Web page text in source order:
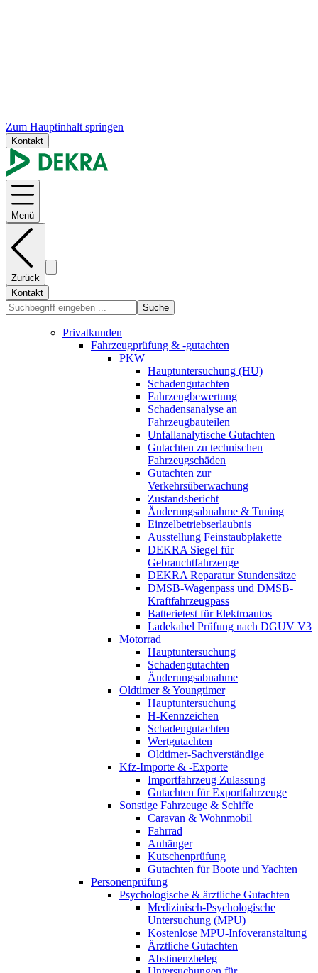
Zum Hauptinhalt springen
Kontakt
Menü
Zurück
Kontakt
Suche
Privatkunden
Fahrzeugprüfung & -gutachten
PKW
Hauptuntersuchung (HU)
Schadengutachten
Fahrzeugbewertung
Schadensanalyse an
Fahrzeugbauteilen
Unfallanalytische Gutachten
Gutachten zu technischen
Fahrzeugschäden
Gutachten zur
Verkehrsüberwachung
Zustandsbericht
Änderungsabnahme & Tuning
Einzelbetriebserlaubnis
Ausstellung Feinstaubplakette
DEKRA Siegel für
Gebrauchtfahrzeuge
DEKRA Reparatur Stundensätze
DMSB-Wagenpass und DMSB-
Kraftfahrzeugpass
Batterietest für Elektroautos
Ladekabel Prüfung nach DGUV V3
Motorrad
Hauptuntersuchung
Schadengutachten
Änderungsabnahme
Oldtimer & Youngtimer
Hauptuntersuchung
H-Kennzeichen
Schadengutachten
Wertgutachten
Oldtimer-Sachverständige
Kfz-Importe & -Exporte
Importfahrzeug Zulassung
Gutachten für Exportfahrzeuge
Sonstige Fahrzeuge & Schiffe
Caravan & Wohnmobil
Fahrrad
Anhänger
Kutschenprüfung
Gutachten für Boote und Yachten
Personenprüfung
Psychologische & ärztliche Gutachten
Medizinisch-Psychologische
Untersuchung (MPU)
Kostenlose MPU-Infoveranstaltung
Ärztliche Gutachten
Abstinenzbeleg